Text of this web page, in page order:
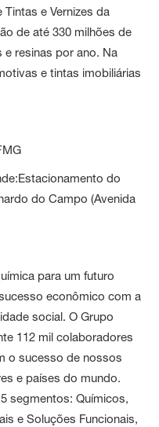
e Vernizes da
de até 330 milhões de
e resinas por ano. Na
e tintas imobiliárias
do
do Campo (Avenida
para um futuro
econômico com a
social. O Grupo
112 mil colaboradores
o sucesso de nossos
e países do mundo.
segmentos: Químicos,
e Soluções Funcionais,